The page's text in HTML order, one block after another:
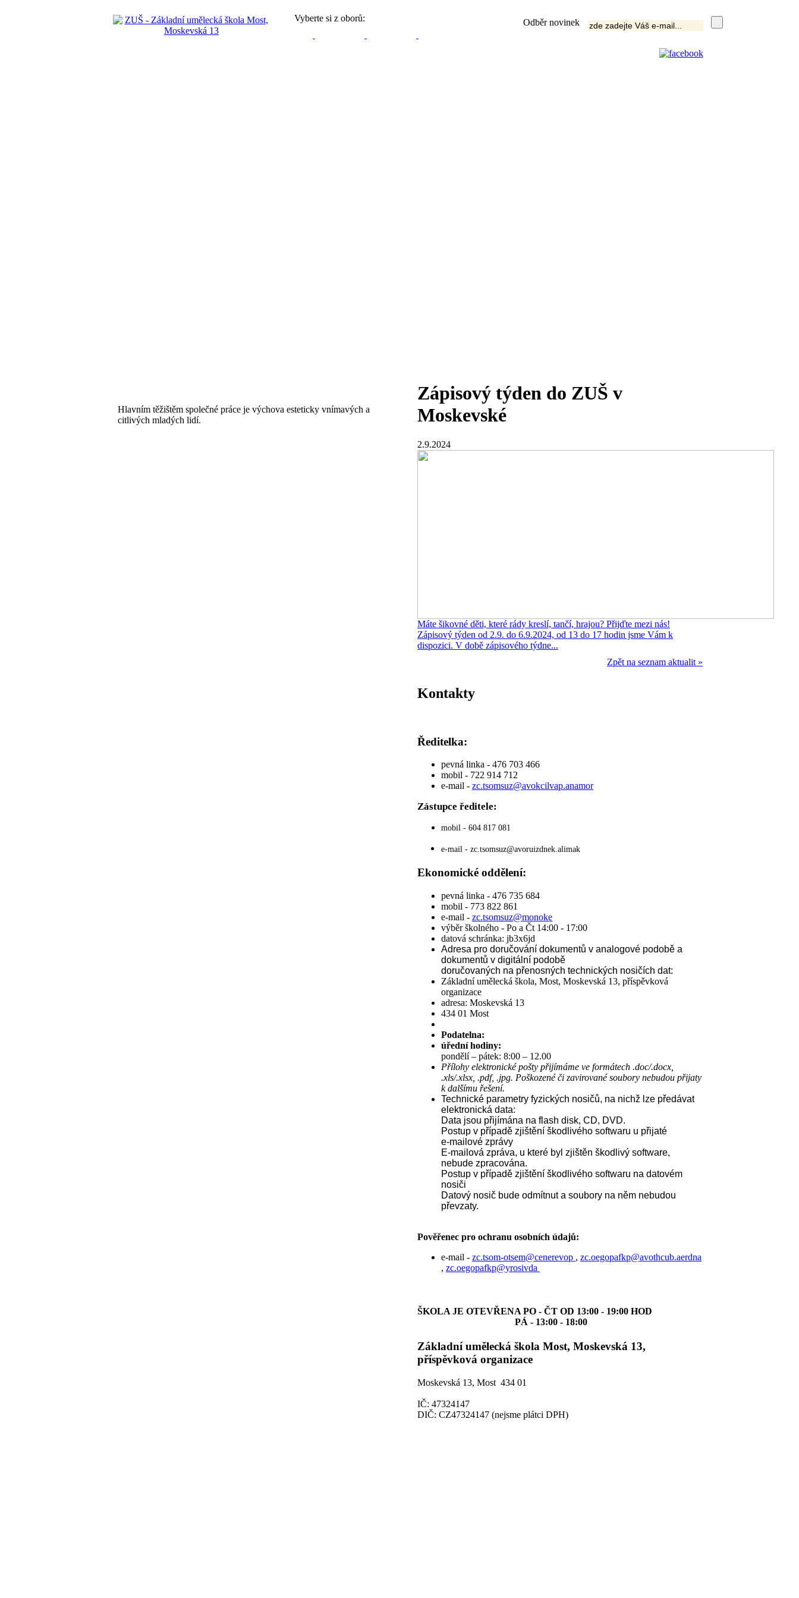
Vyberte si z oborů: Odběr novinek
Hlavním těžištěm společné práce je výchova esteticky vnímavých a
citlivých mladých lidí.
Zápisový týden do ZUŠ v
Moskevské
2.9.2024
Máte šikovné děti, které rády kreslí, tančí, hrajou? Přijďte mezi nás!
Zápisový týden od 2.9. do 6.9.2024, od 13 do 17 hodin jsme Vám k
dispozici. V době zápisového týdne...
Zpět na seznam aktualit »
Kontakty
Ředitelka:
pevná linka - 476 703 466
mobil - 722 914 712
e-mail - zc.tsomsuz@avokcilvap.anamor
Zástupce ředitele:
mobil - 604 817 081
e-mail - zc.tsomsuz@avoruizdnek.alimak
Ekonomické oddělení:
pevná linka - 476 735 684
mobil - 773 822 861
e-mail - zc.tsomsuz@monoke
výběr školného - Po a Čt 14:00 - 17:00
datová schránka: jb3x6jd
Adresa pro doručování dokumentů v analogové podobě a
dokumentů v digitální podobě
doručovaných na přenosných technických nosičích dat:
Základní umělecká škola, Most, Moskevská 13, příspěvková
organizace
adresa: Moskevská 13
434 01 Most
Podatelna:
úřední hodiny:
pondělí – pátek: 8:00 – 12.00
Přílohy elektronické pošty přijímáme ve formátech .doc/.docx,
.xls/.xlsx, .pdf, .jpg. Poškozené či zavirované soubory nebudou přijaty
k dalšímu řešení.
Technické parametry fyzických nosičů, na nichž lze předávat
elektronická data:
Data jsou přijímána na flash disk, CD, DVD.
Postup v případě zjištění škodlivého softwaru u přijaté
e-mailové zprávy
E-mailová zpráva, u které byl zjištěn škodlivý software,
nebude zpracována.
Postup v případě zjištění škodlivého softwaru na datovém
nosiči
Datový nosič bude odmítnut a soubory na něm nebudou
převzaty.
Pověřenec pro ochranu osobních údajů:
e-mail - zc.tsom-otsem@cenerevop , zc.oegopafkp@avothcub.aerdna
, zc.oegopafkp@yrosivda
ŠKOLA JE OTEVŘENA PO - ČT OD 13:00 - 19:00 HOD
PÁ - 13:00 - 18:00
Základní umělecká škola Most, Moskevská 13,
příspěvková organizace
Moskevská 13, Most 434 01
IČ: 47324147
DIČ: CZ47324147 (nejsme plátci DPH)